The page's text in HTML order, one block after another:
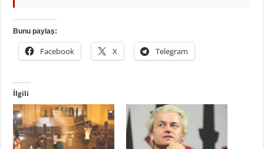
Bunu paylaş:
Facebook X Telegram
İlgili